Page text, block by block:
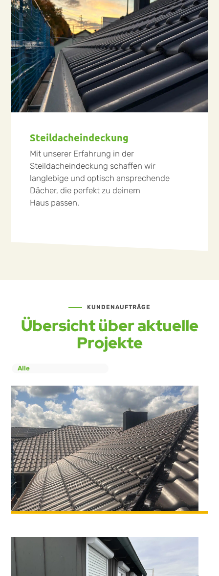
Steildacheindeckung
Mit unserer Erfahrung in der
Steildacheindeckung schaffen wir
langlebige und optisch ansprechende
Dächer, die perfekt zu deinem
Haus passen.
KUNDENAUFTRÄGE
Übersicht über aktuelle
Projekte
Alle